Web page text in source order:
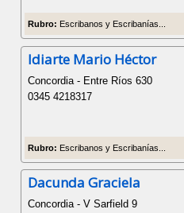
Rubro: Escribanos y Escribanías...
Idiarte Mario Héctor
Concordia - Entre Ríos 630
0345 4218317
Rubro: Escribanos y Escribanías...
Dacunda Graciela
Concordia - V Sarfield 9